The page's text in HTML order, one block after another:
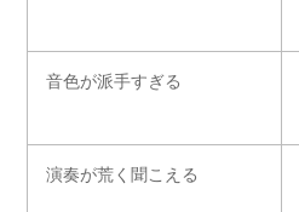
音色が派手すぎる
演奏が荒く聞こえる